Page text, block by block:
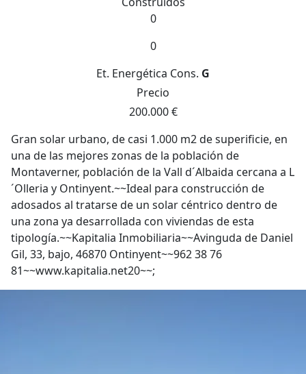
0
0
Et. Energética Cons. G
Precio
200.000 €
Gran solar urbano, de casi 1.000 m2 de superificie, en
una de las mejores zonas de la población de
Montaverner, población de la Vall d´Albaida cercana a L
´Olleria y Ontinyent.~~Ideal para construcción de
adosados al tratarse de un solar céntrico dentro de
una zona ya desarrollada con viviendas de esta
tipología.~~Kapitalia Inmobiliaria~~Avinguda de Daniel
Gil, 33, bajo, 46870 Ontinyent~~962 38 76
81~~www.kapitalia.net20~~;